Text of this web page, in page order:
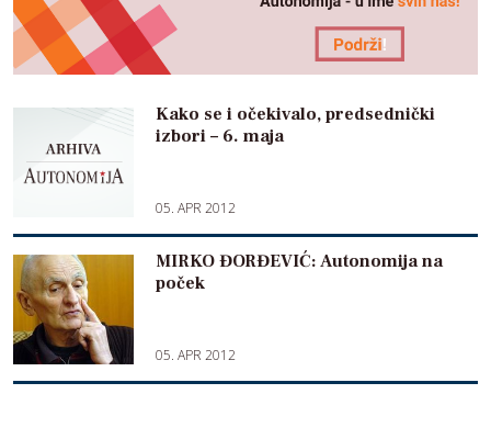
Kako se i očekivalo, predsednički
izbori – 6. maja
05. APR 2012
MIRKO ĐORĐEVIĆ: Autonomija na
poček
05. APR 2012